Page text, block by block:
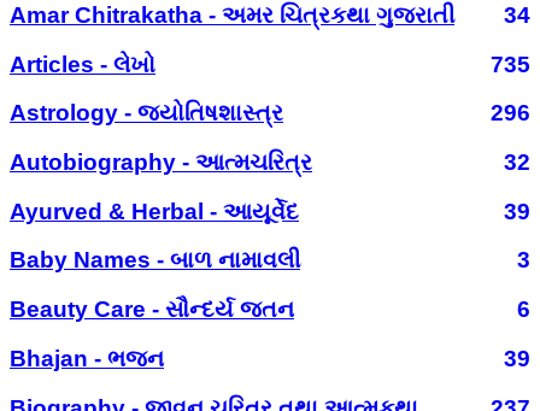
Amar Chitrakatha - અમર ચિત્રકથા ગુજરાતી
34
Articles - લેખો
735
Astrology - જ્યોતિષશાસ્ત્ર
296
Autobiography - આત્મચરિત્ર
32
Ayurved & Herbal - આયૂર્વેદ
39
Baby Names - બાળ નામાવલી
3
Beauty Care - સૌન્દર્ય જતન
6
Bhajan - ભજન
39